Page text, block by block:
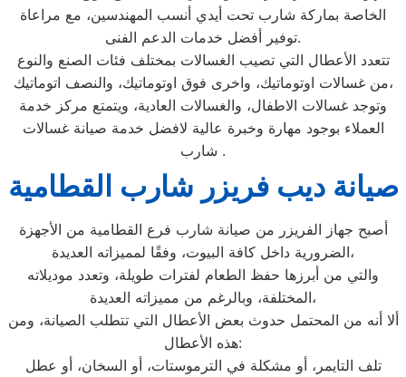
الخاصة بماركة شارب تحت أيدي أنسب المهندسين، مع مراعاة
توفير أفضل خدمات الدعم الفنى.
تتعدد الأعطال التي تصيب الغسالات بمختلف فئات الصنع والنوع
من غسالات اوتوماتيك، واخرى فوق اوتوماتيك، والنصف اتوماتيك،
وتوجد غسالات الاطفال، والغسالات العادية، ويتمتع مركز خدمة
العملاء بوجود مهارة وخبرة عالية لافضل خدمة صيانة غسالات
شارب .
صيانة ديب فريزر شارب القطامية
أصبح جهاز الفريزر من صيانة شارب فرع القطامية من الأجهزة
الضرورية داخل كافة البيوت، وفقًا لمميزاته العديدة،
والتي من أبرزها حفظ الطعام لفترات طويلة، وتعدد موديلاته
المختلفة، وبالرغم من مميزاته العديدة،
ألا أنه من المحتمل حدوث بعض الأعطال التي تتطلب الصيانة، ومن
هذه الأعطال:
تلف التايمر، أو مشكلة في الترموستات، أو السخان، أو عطل